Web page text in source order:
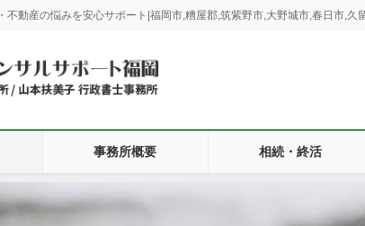
不動産の悩みを安心サポート|福岡市,糟屋郡,筑紫野市,大野城市,春日市,
事務所概要 相続・終活